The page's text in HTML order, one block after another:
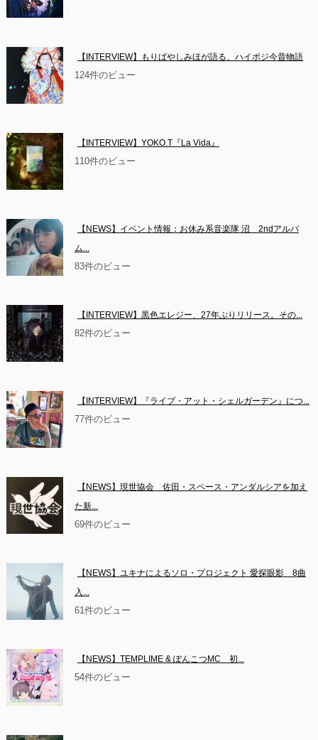
【INTERVIEW】もりばやしみほが語る、ハイポジ今昔物語
124件のビュー
【INTERVIEW】YOKO.T『La Vida』
110件のビュー
【NEWS】イベント情報：お休み系音楽隊 沼　2ndアルバ
ム...
83件のビュー
【INTERVIEW】黒色エレジー、27年ぶりリリース。その...
82件のビュー
【INTERVIEW】『ライブ・アット・シェルガーデン』につ...
77件のビュー
【NEWS】現世協会　佐田・スペース・アンダルシアを加え
た新...
69件のビュー
【NEWS】ユキナによるソロ・プロジェクト 愛探眼影　8曲
入...
61件のビュー
【NEWS】TEMPLIME & ぽんこつMC　初...
54件のビュー